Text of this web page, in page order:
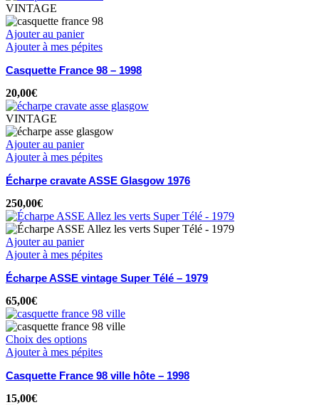
VINTAGE
Ajouter au panier
Ajouter à mes pépites
Casquette France 98 – 1998
20,00€
VINTAGE
Ajouter au panier
Ajouter à mes pépites
Écharpe cravate ASSE Glasgow 1976
250,00€
Ajouter au panier
Ajouter à mes pépites
Écharpe ASSE vintage Super Télé – 1979
65,00€
Choix des options
Ajouter à mes pépites
Casquette France 98 ville hôte – 1998
15,00€